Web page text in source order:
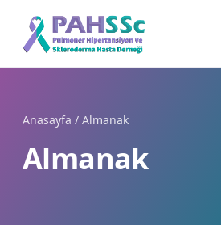
Anasayfa / Almanak
Almanak